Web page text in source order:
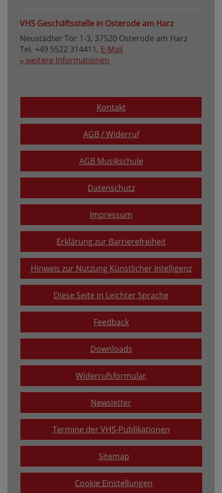
VHS Geschäftsstelle in Osterode am Harz
Neustädter Tor 1-3, 37520 Osterode am Harz
Tel. +49 5522 314411, E-Mail
» weitere Informationen
Kontakt
AGB / Widerruf
AGB Musikschule
Datenschutz
Impressum
Erklärung zur Barrierefreiheit
Hinweis zur Nutzung Künstlicher Intelligenz
Diese Seite in Leichter Sprache
Feedback
Downloads
Widerrufsformular
Newsletter
Termine der VHS-Publikationen
Sitemap
Cookie Einstellungen